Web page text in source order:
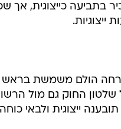
בתביעה כייצוגית,
ייצוגיות.
הולם משמשת בראש
שלטון החוק גם מול
ייצוגית ולבאי